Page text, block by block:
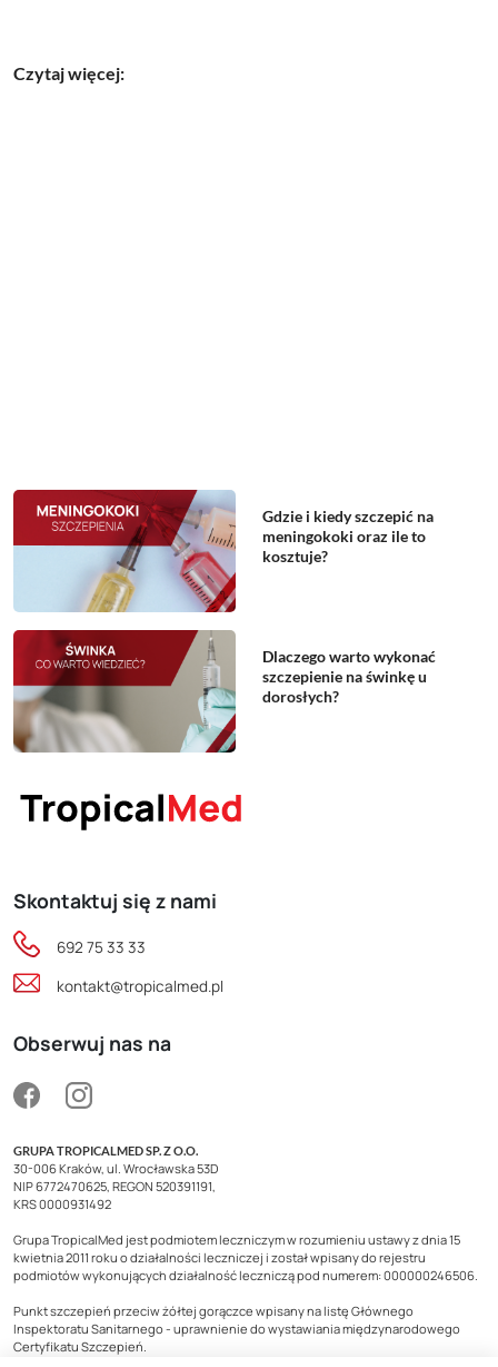
Czytaj więcej:
Gdzie i kiedy szczepić na
meningokoki oraz ile to
kosztuje?
Dlaczego warto wykonać
szczepienie na świnkę u
dorosłych?
Skontaktuj się z nami
692 75 33 33
kontakt@tropicalmed.pl
Obserwuj nas na
GRUPA TROPICALMED SP. Z O.O.
30-006 Kraków, ul. Wrocławska 53D
NIP 6772470625, REGON 520391191,
KRS 0000931492
Grupa TropicalMed jest podmiotem leczniczym w rozumieniu ustawy z dnia 15
kwietnia 2011 roku o działalności leczniczej i został wpisany do rejestru
podmiotów wykonujących działalność leczniczą pod numerem: 000000246506.
Punkt szczepień przeciw żółtej gorączce wpisany na listę Głównego
Inspektoratu Sanitarnego - uprawnienie do wystawiania międzynarodowego
Certyfikatu Szczepień.